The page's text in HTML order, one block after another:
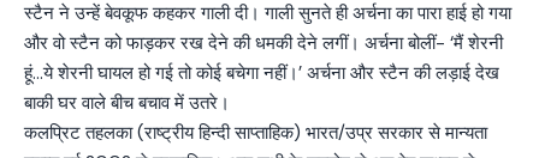
स्टैन ने उन्हें बेवकूफ कहकर गाली दी। गाली सुनते ही अर्चना का पारा हाई हो गया
और वो स्टैन को फाड़कर रख देने की धमकी देने लगीं। अर्चना बोलीं- ‘मैं शेरनी
हूं…ये शेरनी घायल हो गई तो कोई बचेगा नहीं।’ अर्चना और स्टैन की लड़ाई देख
बाकी घर वाले बीच बचाव में उतरे।
कलप्रिट तहलका (राष्ट्रीय हिन्दी साप्ताहिक) भारत/उप्र सरकार से मान्यता